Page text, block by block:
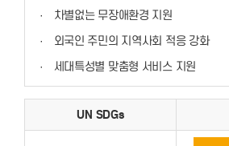
·
차별없는 무장애환경 지원
·
외국인 주민의 지역사회 적응 강화
·
세대특성별 맞춤형 서비스 지원
UN SDGs